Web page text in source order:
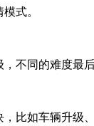
式。
不同的难度最
比如车辆升级、